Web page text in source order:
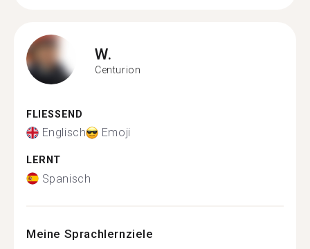
W.
Centurion
FLIESSEND
Englisch Emoji
LERNT
Spanisch
Meine Sprachlernziele